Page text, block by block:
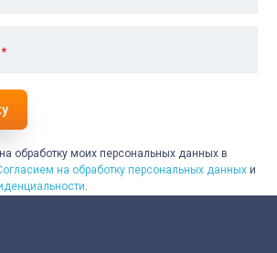
обработку моих персональных данных в
на обработку персональных данных и
.